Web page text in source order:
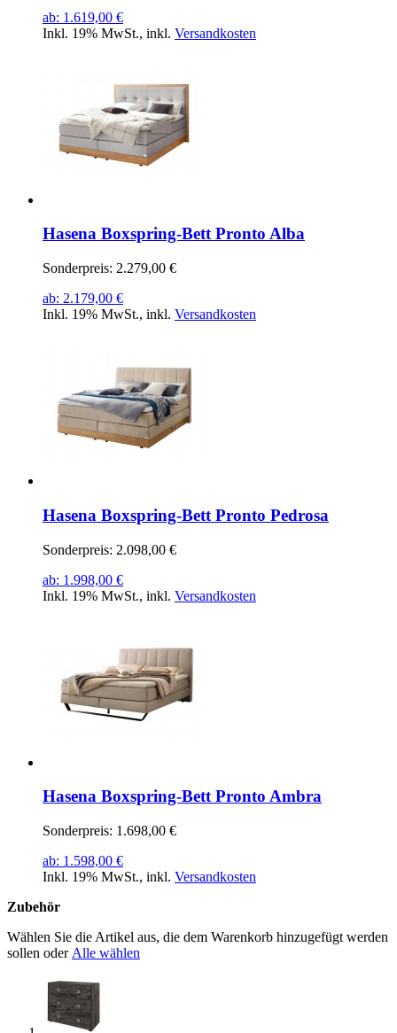
ab: 1.619,00 €
Inkl. 19% MwSt., inkl. Versandkosten
Hasena Boxspring-Bett Pronto Alba
Sonderpreis: 2.279,00 €
ab: 2.179,00 €
Inkl. 19% MwSt., inkl. Versandkosten
Hasena Boxspring-Bett Pronto Pedrosa
Sonderpreis: 2.098,00 €
ab: 1.998,00 €
Inkl. 19% MwSt., inkl. Versandkosten
Hasena Boxspring-Bett Pronto Ambra
Sonderpreis: 1.698,00 €
ab: 1.598,00 €
Inkl. 19% MwSt., inkl. Versandkosten
Zubehör
Wählen Sie die Artikel aus, die dem Warenkorb hinzugefügt werden
sollen oder Alle wählen